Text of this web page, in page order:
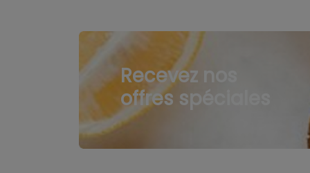
Recevez nos
offres spéciales